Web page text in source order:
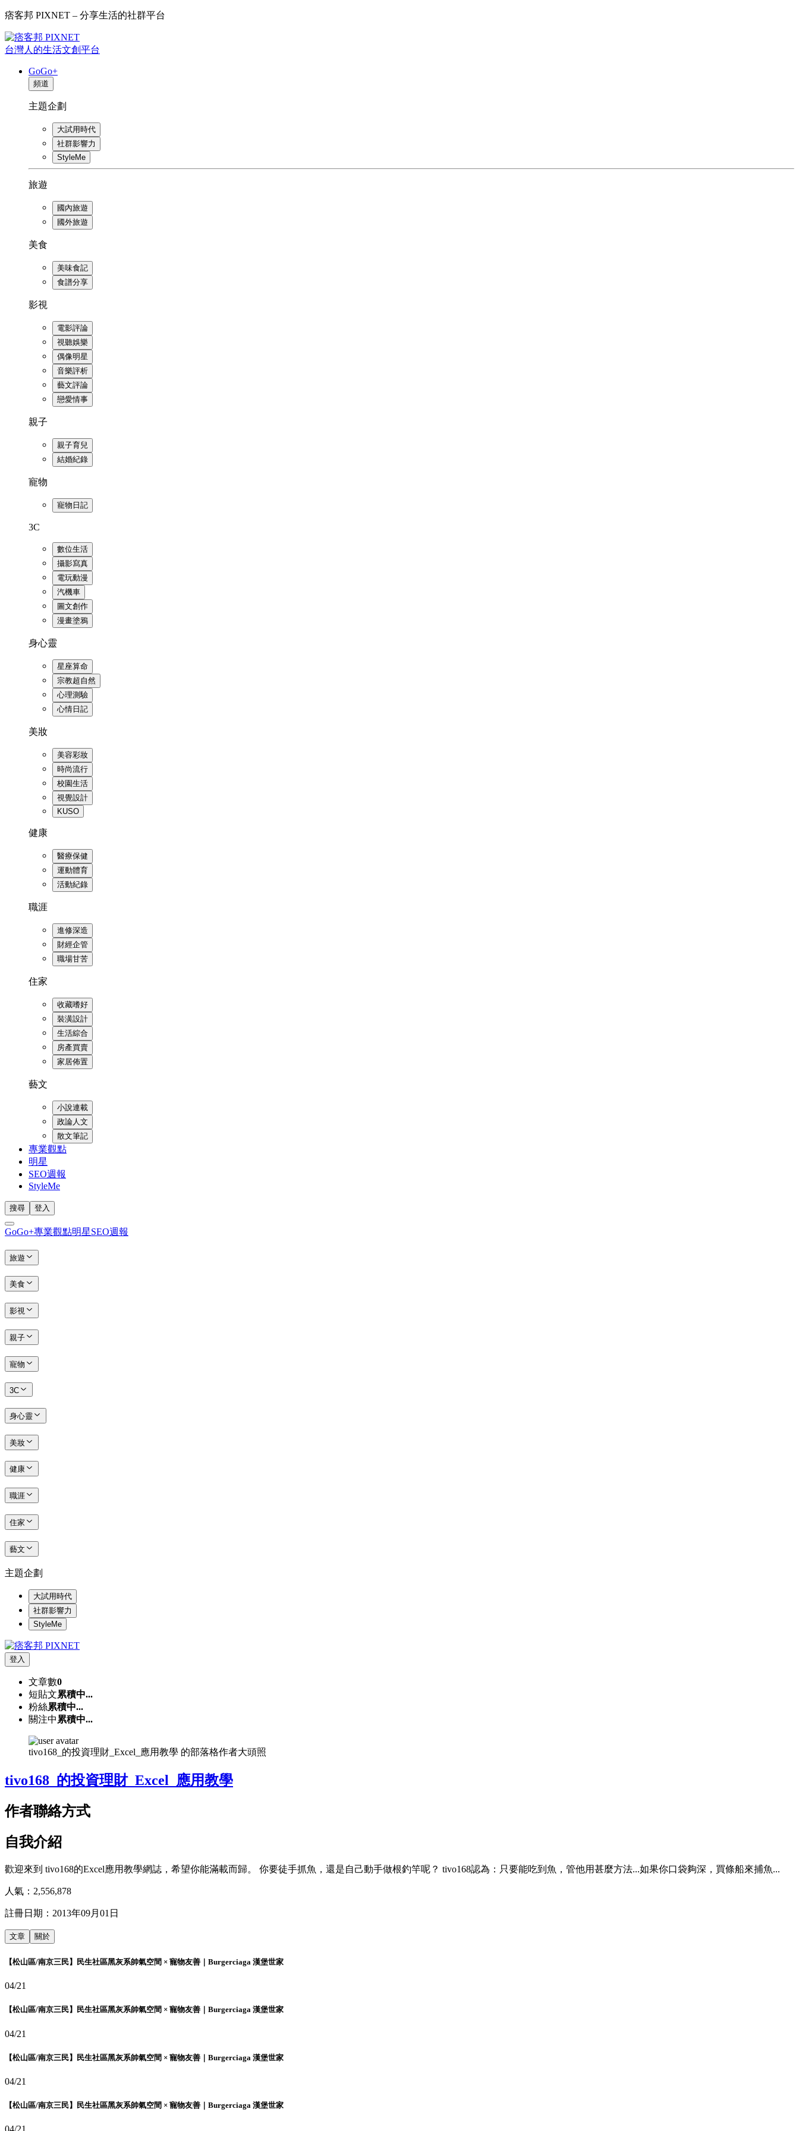
痞客邦 PIXNET – 分享生活的社群平台
台灣人的生活文創平台
GoGo+
頻道
主題企劃
大試用時代
社群影響力
StyleMe
旅遊
國內旅遊
國外旅遊
美食
美味食記
食譜分享
影視
電影評論
視聽娛樂
偶像明星
音樂評析
藝文評論
戀愛情事
親子
親子育兒
結婚紀錄
寵物
寵物日記
3C
數位生活
攝影寫真
電玩動漫
汽機車
圖文創作
漫畫塗鴉
身心靈
星座算命
宗教超自然
心理測驗
心情日記
美妝
美容彩妝
時尚流行
校園生活
視覺設計
KUSO
健康
醫療保健
運動體育
活動紀錄
職涯
進修深造
財經企管
職場甘苦
住家
收藏嗜好
裝潢設計
生活綜合
房產買賣
家居佈置
藝文
小說連載
政論人文
散文筆記
專業觀點
明星
SEO週報
StyleMe
搜尋 登入
GoGo+專業觀點明星SEO週報
旅遊
美食
影視
親子
寵物
3C
身心靈
美妝
健康
職涯
住家
藝文
主題企劃
大試用時代
社群影響力
StyleMe
登入
文章數0
短貼文累積中...
粉絲累積中...
關注中 累積中...
tivo168_的投資理財_Excel_應用教學 的部落格作者大頭照
tivo168_的投資理財_Excel_應用教學
作者聯絡方式
自我介紹
歡迎來到 tivo168的Excel應用教學網誌，希望你能滿載而歸。 你要徒手抓魚，還是自己動手做根釣竿呢？ tivo168認為：只要能吃到魚，管他用甚麼方法...如果你口袋夠深，買條船來捕魚...
人氣： 2,556,878
註冊日期： 2013年09月01日
文章 關於
【松山區/南京三民】民生社區黑灰系帥氣空間 × 寵物友善｜Burgerciaga 漢堡世家
04/21
【松山區/南京三民】民生社區黑灰系帥氣空間 × 寵物友善｜Burgerciaga 漢堡世家
04/21
【松山區/南京三民】民生社區黑灰系帥氣空間 × 寵物友善｜Burgerciaga 漢堡世家
04/21
【松山區/南京三民】民生社區黑灰系帥氣空間 × 寵物友善｜Burgerciaga 漢堡世家